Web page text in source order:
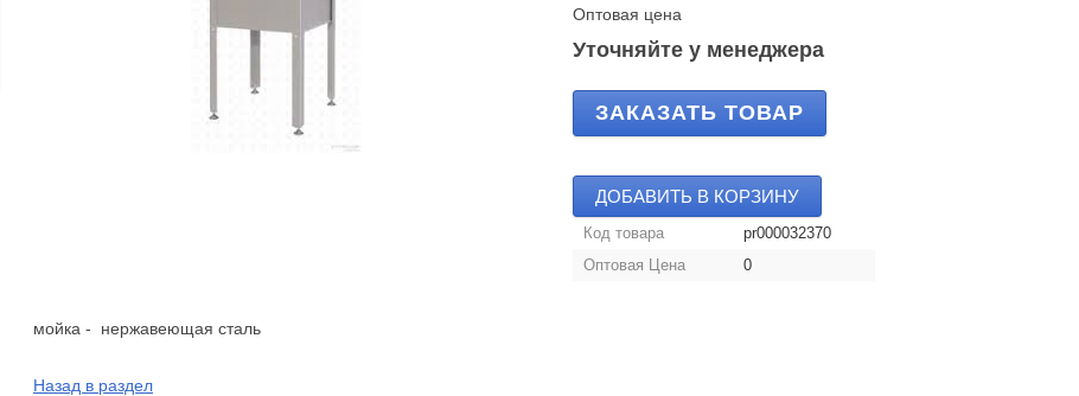
Оптовая цена
Уточняйте у менеджера
ЗАКАЗАТЬ ТОВАР
ДОБАВИТЬ В КОРЗИНУ
Код товара
pr000032370
Оптовая Цена
0
мойка - нержавеющая сталь
Назад в раздел